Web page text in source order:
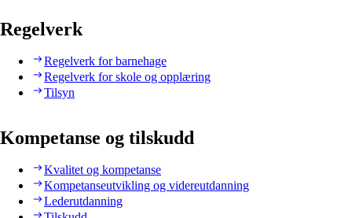
Regelverk
Regelverk for barnehage
Regelverk for skole og opplæring
Tilsyn
Kompetanse og tilskudd
Kvalitet og kompetanse
Kompetanseutvikling og videreutdanning
Lederutdanning